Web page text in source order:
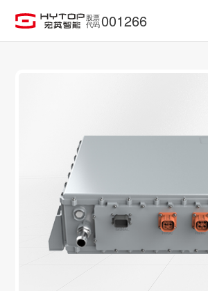
股票
代码 001266